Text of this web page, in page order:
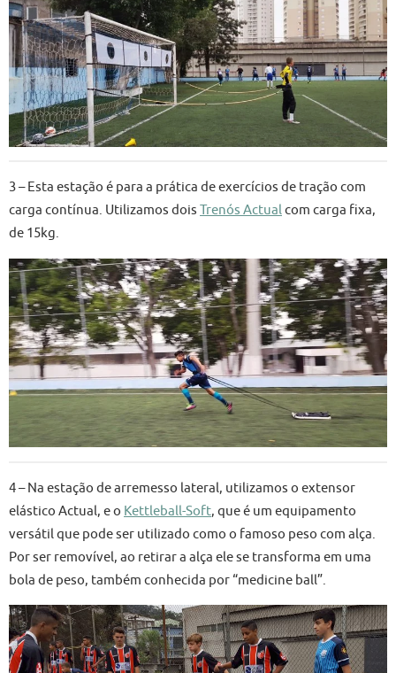
3 – Esta estação é para a prática de exercícios de tração com
carga contínua. Utilizamos dois Trenós Actualcom carga fixa,
de 15kg.
4 – Na estação de arremesso lateral, utilizamos o extensor
elástico Actual, e o Kettleball-Soft, que é um equipamento
versátil que pode ser utilizado como o famoso peso com alça.
Por ser removível, ao retirar a alça ele se transforma em uma
bola de peso, também conhecida por “medicine ball”.